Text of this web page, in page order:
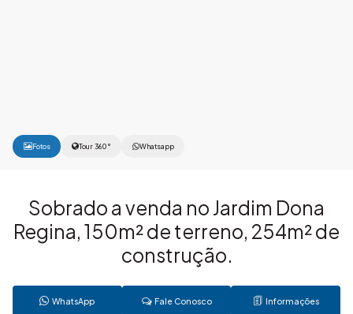
Fotos Tour 360° Whatsapp
Sobrado a venda no Jardim Dona
Regina, 150m² de terreno, 254m² de
construção.
WhatsApp Fale Conosco Informações